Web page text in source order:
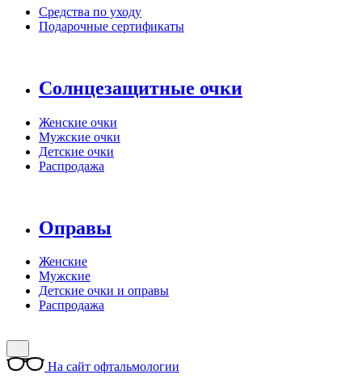
Средства по уходу
Подарочные сертификаты
Солнцезащитные очки
Женские очки
Мужские очки
Детские очки
Распродажа
Оправы
Женские
Мужские
Детские очки и оправы
Распродажа
На сайт офтальмологии